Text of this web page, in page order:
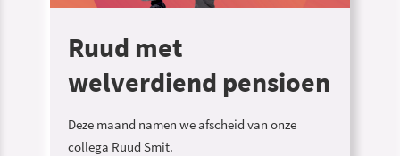
Ruud met
welverdiend pensioen
Deze maand namen we afscheid van onze
collega Ruud Smit.